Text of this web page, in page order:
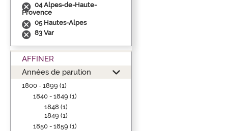
04 Alpes-de-Haute-
Provence
05 Hautes-Alpes
83 Var
AFFINER
Années de parution
1800 - 1899 (1)
1840 - 1849 (1)
1848 (1)
1849 (1)
1850 - 1859 (1)